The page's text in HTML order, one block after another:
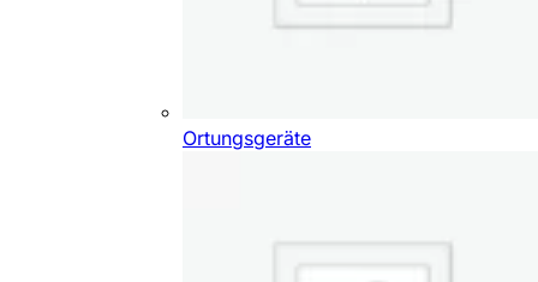
Ortungsgeräte